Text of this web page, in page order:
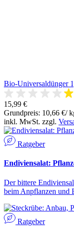
Bio-Universaldünger
15,99 €
Grundpreis: 10,66 €/
inkl. MwSt. zzgl.
Ratgeber
Endiviensalat:
Der bittere
beim Anpflanzen und
Ratgeber